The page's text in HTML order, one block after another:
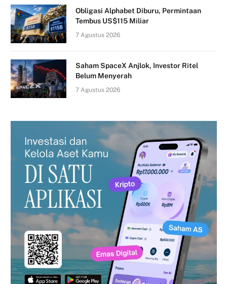
Obligasi Alphabet Diburu, Permintaan
Tembus US$115 Miliar
7 Agustus 2026
Saham SpaceX Anjlok, Investor Ritel
Belum Menyerah
7 Agustus 2026